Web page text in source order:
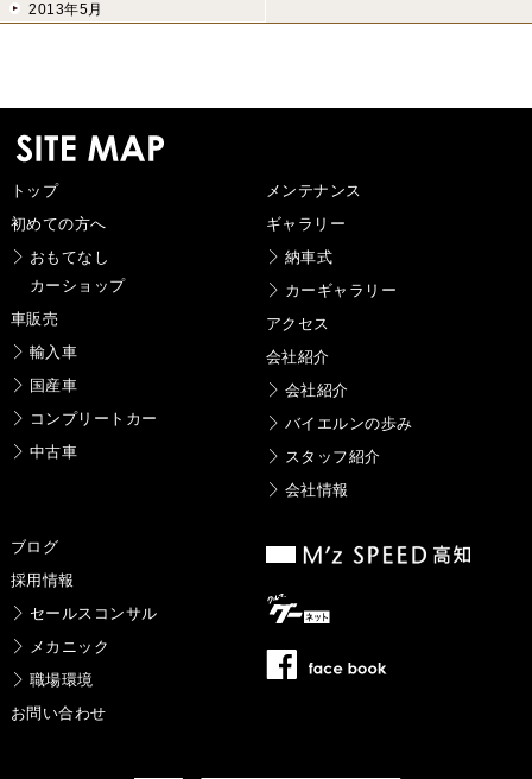
2013年5月
トップ
初めての方へ
おもてなし
カーショップ
車販売
輸入車
国産車
コンプリートカー
中古車
メンテナンス
ギャラリー
納車式
カーギャラリー
アクセス
会社紹介
会社紹介
バイエルンの歩み
スタッフ紹介
会社情報
ブログ
採用情報
セールスコンサル
メカニック
職場環境
お問い合わせ